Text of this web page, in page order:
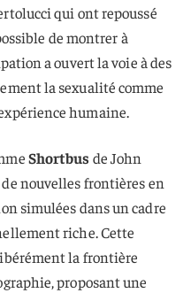
qui ont repoussé
de montrer à
a ouvert la voie à des
la sexualité comme
humaine.
Shortbus de John
nouvelles frontières en
simulées dans un cadre
riche. Cette
la frontière
proposant une